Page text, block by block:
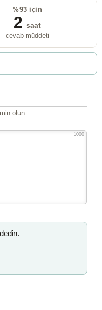
%93 için
2 saat
cevab müddeti
olun.
1000